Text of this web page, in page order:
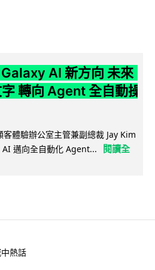
AI 新方向 未來
轉向 Agent 全自動操
體驗辦公室主管兼副總裁 Jay Kim
邁向全自動化 Agent...
閱讀全
熱話